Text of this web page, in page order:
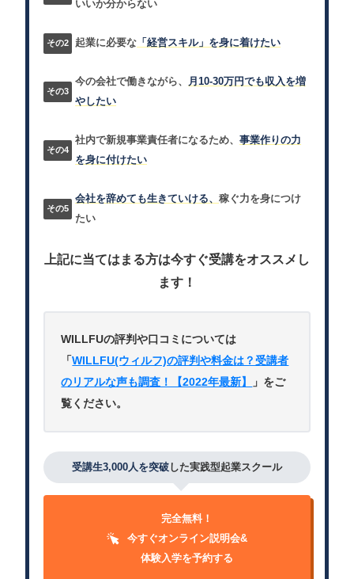
いいか分からない
起業に必要な 「経営スキル」を身に着けたい
今の会社で働きながら、
月10-30万円でも収入を増
やしたい
社内で新規事業責任者になるため、事業作りの力
を身に付けたい
会社を辞めても生きていける、稼ぐ力を身につけ
たい
上記に当てはまる方は今すぐ受講をオススメし
ます！
WILLFUの評判や口コミについては
「WILLFU(ウィルフ)の評判や料金は？受講者
のリアルな声も調査！【2022年最新】
」をご
覧ください。
受講生3,000人を突破 した実践型起業スクール
完全無料！
今すぐオンライン説明会&
体験入学を予約する